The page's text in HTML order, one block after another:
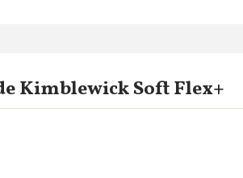
Kimblewick Soft Flex+